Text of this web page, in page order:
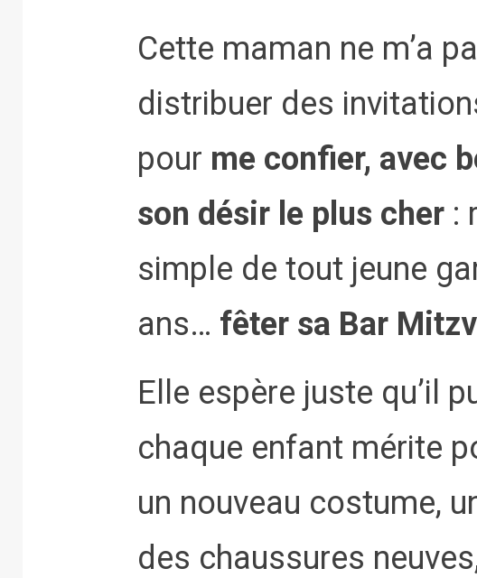
Cette maman ne m’a
distribuer des
pour me confier, avec
son désir le plus cher :
simple de tout jeune
ans… fêter sa Bar
Elle espère juste qu’il
chaque enfant mérite
un nouveau costume,
des chaussures